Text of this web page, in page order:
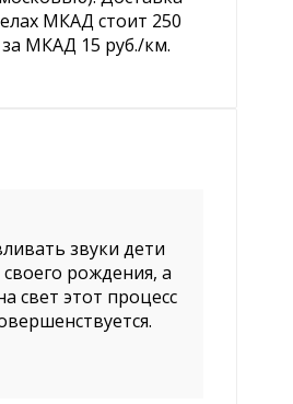
МКАД стоит 250
МКАД 15 руб./км.
звуки дети
рождения, а
свет этот процесс